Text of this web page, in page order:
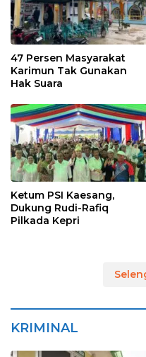
47 Persen Masyarakat
Karimun Tak Gunakan
Hak Suara
Ketum PSI Kaesang,
Dukung Rudi-Rafiq
Pilkada Kepri
KRIMINAL